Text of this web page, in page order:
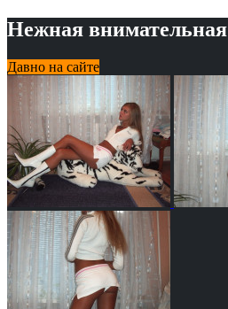
Нежная
Давно на сайте